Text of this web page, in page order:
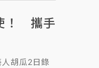
！ 攜手
人胡瓜2日錄